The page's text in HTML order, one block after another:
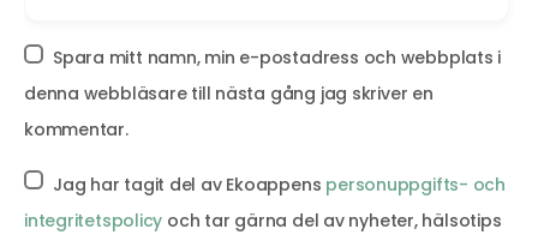
Spara mitt namn, min e-postadress och webbplats i
denna webbläsare till nästa gång jag skriver en
kommentar.
Jag har tagit del av Ekoappens personuppgifts- och
integritetspolicy och tar gärna del av nyheter, hälsotips